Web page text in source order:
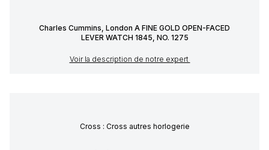
Charles Cummins, London A FINE GOLD OPEN-FACED
LEVER WATCH 1845, NO. 1275
Voir la description de notre expert
Cross : Cross autres horlogerie